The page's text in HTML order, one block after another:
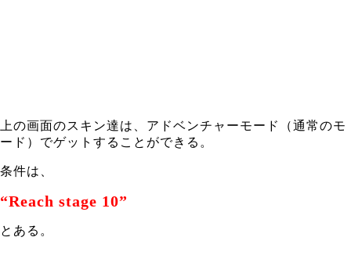
上の画面のスキン達は、アドベンチャーモード（通常のモ
ード）でゲットすることができる。
条件は、
“Reach stage 10”
とある。